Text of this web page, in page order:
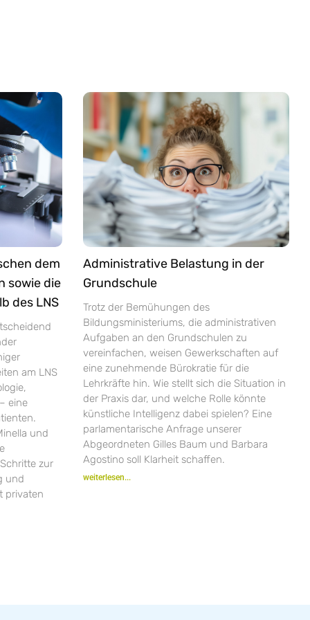
dem
sowie die
des LNS
am LNS
eine
und
zur
und
privaten
Administrative Belastung in der
Grundschule
Trotz der Bemühungen des
Bildungsministeriums, die administrativen
Aufgaben an den Grundschulen zu
vereinfachen, weisen Gewerkschaften auf
eine zunehmende Bürokratie für die
Lehrkräfte hin. Wie stellt sich die Situation in
der Praxis dar, und welche Rolle könnte
künstliche Intelligenz dabei spielen? Eine
parlamentarische Anfrage unserer
Abgeordneten Gilles Baum und Barbara
Agostino soll Klarheit schaffen.
weiterlesen...